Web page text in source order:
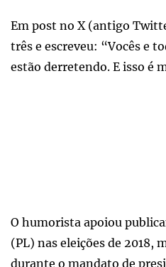
Em post no X (antigo
três e escreveu: “Vocês e
estão derretendo. E isso é
O humorista apoiou
(PL) nas eleições de 2018,
durante o mandato de